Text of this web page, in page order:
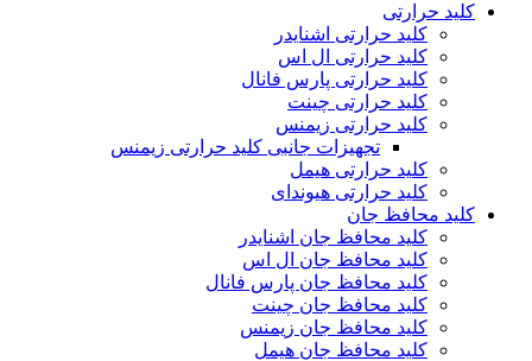
کلید حرارتی
کلید حرارتی اشنایدر
کلید حرارتی ال اس
کلید حرارتی پارس فانال
کلید حرارتی چینت
کلید حرارتی زیمنس
تجهیزات جانبی کلید حرارتی زیمنس
کلید حرارتی هیمل
کلید حرارتی هیوندای
کلید محافظ جان
کلید محافظ جان اشنایدر
کلید محافظ جان ال اس
کلید محافظ جان پارس فانال
کلید محافظ جان چینت
کلید محافظ جان زیمنس
کلید محافظ جان هیمل